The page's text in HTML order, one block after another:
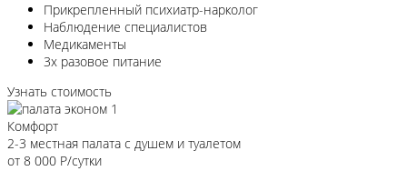
Прикрепленный психиатр-нарколог
Наблюдение специалистов
Медикаменты
3х разовое питание
Узнать стоимость
Комфорт
2-3 местная палата с душем и туалетом
от 8 000 Р/сутки